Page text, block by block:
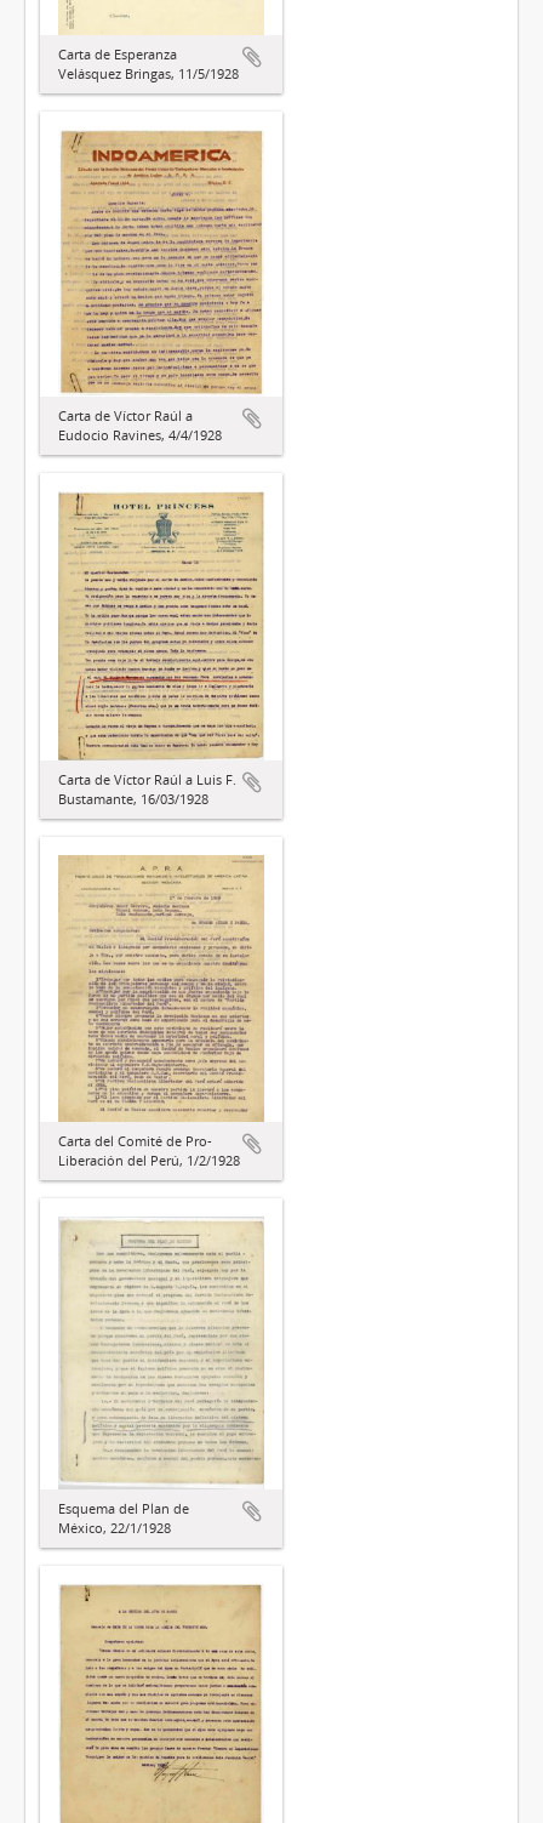
Carta de Esperanza
Velásquez Bringas, 11/5/1928
Carta de Víctor Raúl a
Eudocio Ravines, 4/4/1928
Carta de Víctor Raúl a Luis F.
Bustamante, 16/03/1928
Carta del Comité de Pro-
Liberación del Perú, 1/2/1928
Esquema del Plan de
México, 22/1/1928